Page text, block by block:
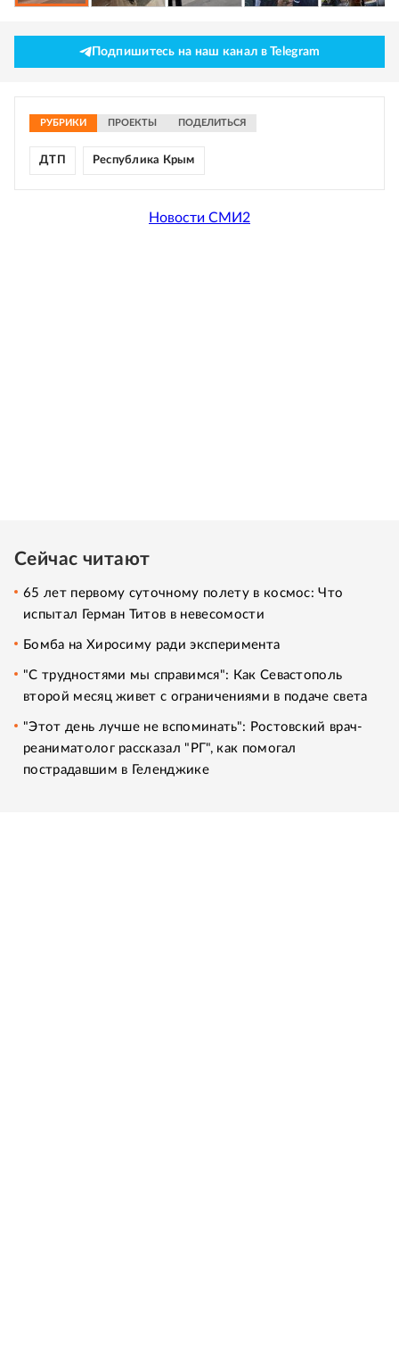
Подпишитесь на наш канал в Telegram
РУБРИКИ ПРОЕКТЫ ПОДЕЛИТЬСЯ
ДТП Республика Крым
Новости СМИ2
Сейчас читают
65 лет первому суточному полету в космос: Что
испытал Герман Титов в невесомости
Бомба на Хиросиму ради эксперимента
"С трудностями мы справимся": Как Севастополь
второй месяц живет с ограничениями в подаче света
"Этот день лучше не вспоминать": Ростовский врач-
реаниматолог рассказал "РГ", как помогал
пострадавшим в Геленджике